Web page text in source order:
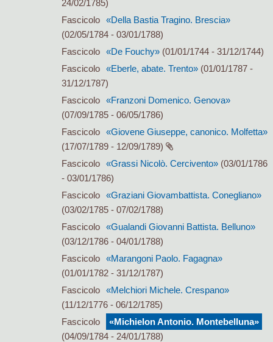
24/02/1785)
Fascicolo «Della Bastia Tragino. Brescia»
(02/05/1784 - 03/01/1788)
Fascicolo «De Fouchy»(01/01/1744 - 31/12/1744)
Fascicolo «Eberle, abate. Trento»(01/01/1787 -
31/12/1787)
Fascicolo «Franzoni Domenico. Genova»
(07/09/1785 - 06/05/1786)
Fascicolo «Giovene Giuseppe, canonico. Molfetta»
(17/07/1789 - 12/09/1789)
Fascicolo «Grassi Nicolò. Cercivento»(03/01/1786
- 03/01/1786)
Fascicolo «Graziani Giovambattista. Conegliano»
(03/02/1785 - 07/02/1788)
Fascicolo «Gualandi Giovanni Battista. Belluno»
(03/12/1786 - 04/01/1788)
Fascicolo «Marangoni Paolo. Fagagna»
(01/01/1782 - 31/12/1787)
Fascicolo «Melchiori Michele. Crespano»
(11/12/1776 - 06/12/1785)
Fascicolo
«Michielon Antonio. Montebelluna»
(04/09/1784 - 24/01/1788)